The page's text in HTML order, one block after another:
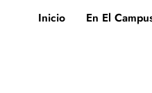
Inicio En El